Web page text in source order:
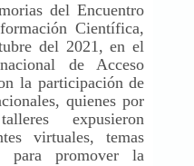
del Encuentro
Científica,
del 2021, en el
de Acceso
la participación de
quienes por
expusieron
virtuales, temas
para promover la